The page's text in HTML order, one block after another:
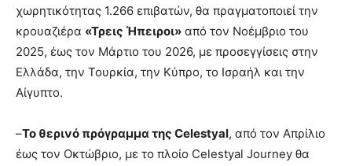
χωρητικότητας 1.266 επιβατών, θα πραγματοποιεί την
κρουαζιέρα «Τρεις Ήπειροι» από τον Νοέμβριο του
2025, έως τον Μάρτιο του 2026, με προσεγγίσεις στην
Ελλάδα, την Τουρκία, την Κύπρο, το Ισραήλ και την
Αίγυπτο.
–Το θερινό πρόγραμμα της Celestyal, από τον Απρίλιο
έως τον Οκτώβριο, με το πλοίο Celestyal Journey θα